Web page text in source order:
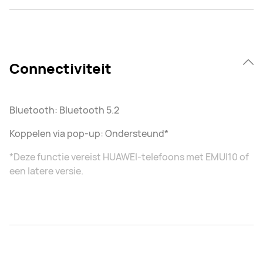
Connectiviteit
Bluetooth: Bluetooth 5.2
Koppelen via pop-up: Ondersteund*
*Deze functie vereist HUAWEI-telefoons met EMUI10 of
een latere versie.